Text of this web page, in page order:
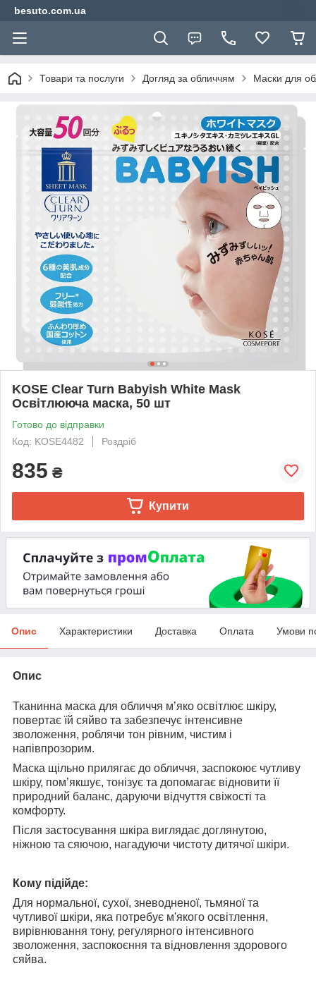
besuto.com.ua
Товари та послуги Догляд за обличчям Маски для
KOSE Clear Turn Babyish White Mask
Освітлююча маска, 50 шт
Готово до відправки
Код: KOSE4482
Роздріб
835 ₴
Купити
Опис Характеристики Доставка Оплата Умови
Опис
Тканинна маска для обличчя м’яко освітлює шкіру,
повертає їй сяйво та забезпечує інтенсивне
зволоження, роблячи тон рівним, чистим і
напівпрозорим.
Маска щільно прилягає до обличчя, заспокоює чутливу
шкіру, пом’якшує, тонізує та допомагає відновити її
природний баланс, даруючи відчуття свіжості та
комфорту.
Після застосування шкіра виглядає доглянутою,
ніжною та сяючою, нагадуючи чистоту дитячої шкіри.
Кому підійде:
Для нормальної, сухої, зневодненої, тьмяної та
чутливої шкіри, яка потребує м'якого освітлення,
вирівнювання тону, регулярного інтенсивного
зволоження, заспокоєння та відновлення здорового
сяйва.